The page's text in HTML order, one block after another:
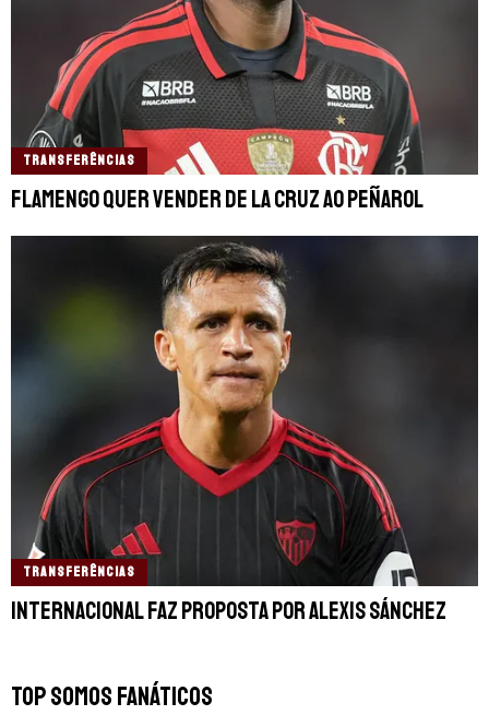
TRANSFERÊNCIAS
Flamengo quer vender De La Cruz ao Peñarol
TRANSFERÊNCIAS
Internacional faz proposta por Alexis Sánchez
TOP SOMOS FANÁTICOS